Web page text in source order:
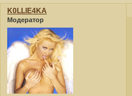
K0LLlE4KA
Модератор